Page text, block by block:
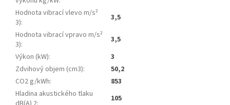
Hodnota vibrací vlevo m/s²
3):
3,5
Hodnota vibrací vpravo m/s²
3):
3,5
Výkon (kW):
3
Zdvihový objem (cm3):
50,2
CO2 g/kWh:
853
Hladina akustického tlaku
105